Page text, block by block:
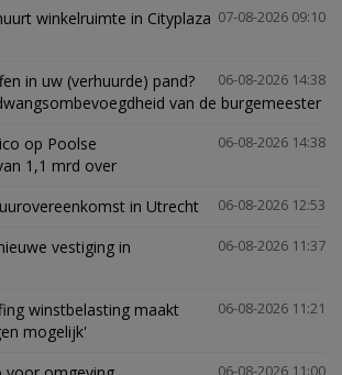
07-08-2026 09:10
winkelruimte in Cityplaza
06-08-2026 14:38
in uw (verhuurde) pand?
van de burgemeester
06-08-2026 14:38
op Poolse
1,1 mrd over
06-08-2026 12:53
in Utrecht
06-08-2026 11:37
vestiging in
06-08-2026 11:21
winstbelasting maakt
mogelijk'
06-08-2026 11:00